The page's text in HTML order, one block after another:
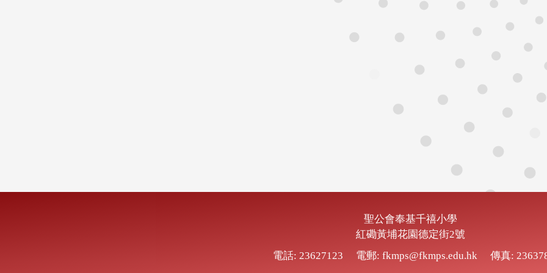
聖公會奉基千禧小學
紅磡黃埔花園德定街2號
電話: 23627123
電郵: fkmps@fkmps.edu.hk 傳真: